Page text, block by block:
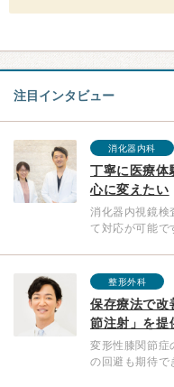
注目インタビュー
消化器内科
丁寧に医療体
心に変えたい
消化器内視鏡検
て対応が可能で
整形外科
保存療法で改
節注射」を提
変形性膝関節症
の回避も期待で